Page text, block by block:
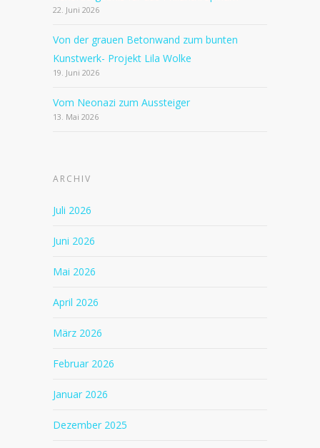
22. Juni 2026
Von der grauen Betonwand zum bunten
Kunstwerk- Projekt Lila Wolke
19. Juni 2026
Vom Neonazi zum Aussteiger
13. Mai 2026
ARCHIV
Juli 2026
Juni 2026
Mai 2026
April 2026
März 2026
Februar 2026
Januar 2026
Dezember 2025